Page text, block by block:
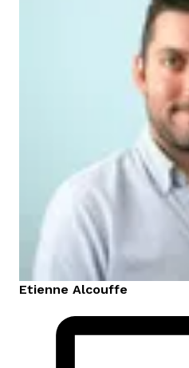
Etienne Alcouffe